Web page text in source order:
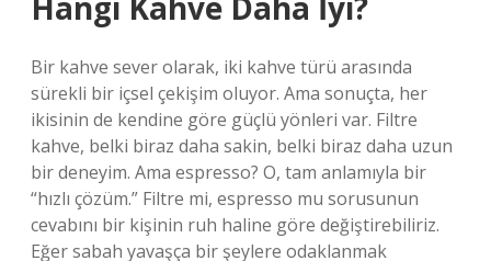
Bir kahve sever olarak, iki kahve türü arasında
sürekli bir içsel çekişim oluyor. Ama sonuçta, her
ikisinin de kendine göre güçlü yönleri var. Filtre
kahve, belki biraz daha sakin, belki biraz daha uzun
bir deneyim. Ama espresso? O, tam anlamıyla bir
“hızlı çözüm.” Filtre mi, espresso mu sorusunun
cevabını bir kişinin ruh haline göre değiştirebiliriz.
Eğer sabah yavaşça bir şeylere odaklanmak